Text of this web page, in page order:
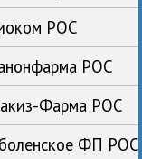
РОС
РОС
Фарма РОС
ФП РОС